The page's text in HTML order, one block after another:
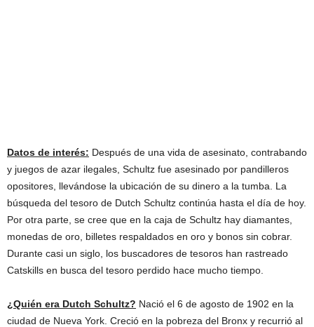
Datos de interés: Después de una vida de asesinato, contrabando
y juegos de azar ilegales, Schultz fue asesinado por pandilleros
opositores, llevándose la ubicación de su dinero a la tumba. La
búsqueda del tesoro de Dutch Schultz continúa hasta el día de hoy.
Por otra parte, se cree que en la caja de Schultz hay diamantes,
monedas de oro, billetes respaldados en oro y bonos sin cobrar.
Durante casi un siglo, los buscadores de tesoros han rastreado
Catskills en busca del tesoro perdido hace mucho tiempo.
¿Quién era Dutch Schultz? Nació el 6 de agosto de 1902 en la
ciudad de Nueva York. Creció en la pobreza del Bronx y recurrió al